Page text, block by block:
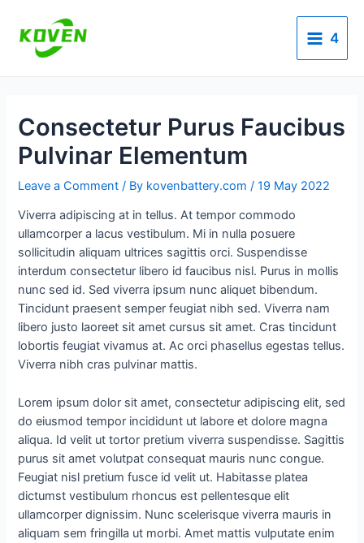
content
Main
Menu
4
Consectetur Purus Faucibus
Pulvinar Elementum
Leave a Comment / By kovenbattery.com/19 May 2022
Viverra adipiscing at in tellus. At tempor commodo
ullamcorper a lacus vestibulum. Mi in nulla posuere
sollicitudin aliquam ultrices sagittis orci. Suspendisse
interdum consectetur libero id faucibus nisl. Purus in mollis
nunc sed id. Sed viverra ipsum nunc aliquet bibendum.
Tincidunt praesent semper feugiat nibh sed. Viverra nam
libero justo laoreet sit amet cursus sit amet. Cras tincidunt
lobortis feugiat vivamus at. Ac orci phasellus egestas tellus.
Viverra nibh cras pulvinar mattis.
Lorem ipsum dolor sit amet, consectetur adipiscing elit, sed
do eiusmod tempor incididunt ut labore et dolore magna
aliqua. Id velit ut tortor pretium viverra suspendisse. Sagittis
purus sit amet volutpat consequat mauris nunc congue.
Feugiat nisl pretium fusce id velit ut. Habitasse platea
dictumst vestibulum rhoncus est pellentesque elit
ullamcorper dignissim. Nunc scelerisque viverra mauris in
aliquam sem fringilla ut morbi. Amet mattis vulputate enim
navigation